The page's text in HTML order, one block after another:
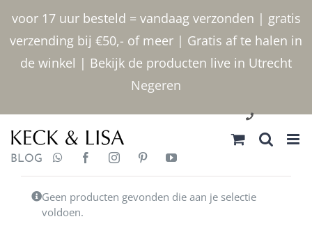
voor 17 uur besteld = vandaag verzonden | gratis
verzending bij €50,- of meer | Gratis af te halen in
de winkel | Bekijk de producten live in Utrecht
Negeren
inhoud
030 2400000
BLOG
Geen producten gevonden die aan je selectie
voldoen.